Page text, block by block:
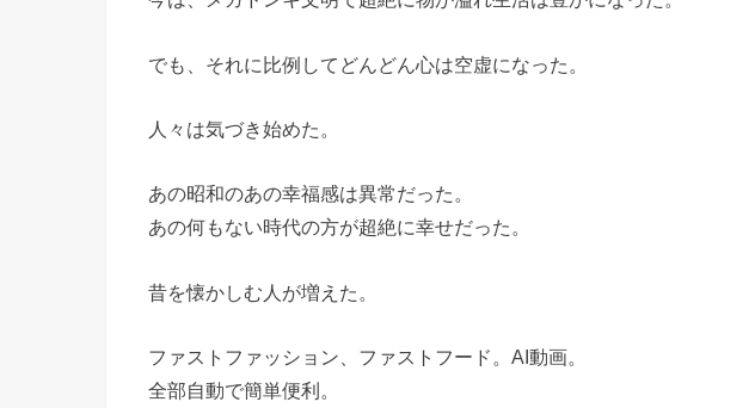
でも、それに比例してどんどん心は空虚になった。
人々は気づき始めた。
あの昭和のあの幸福感は異常だった。
あの何もない時代の方が超絶に幸せだった。
昔を懐かしむ人が増えた。
ファストファッション、ファストフード。AI動画。
全部自動で簡単便利。